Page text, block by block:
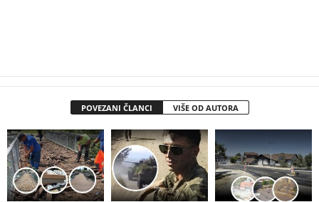
POVEZANI ČLANCI VIŠE OD AUTORA